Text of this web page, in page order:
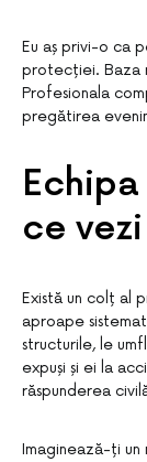
Eu aș privi-o ca
protecției. Baza
Profesionala
pregătirea
ce
Există un colț al
aproape
structurile, le
expuși și ei la
răspunderea
Imaginează-ți